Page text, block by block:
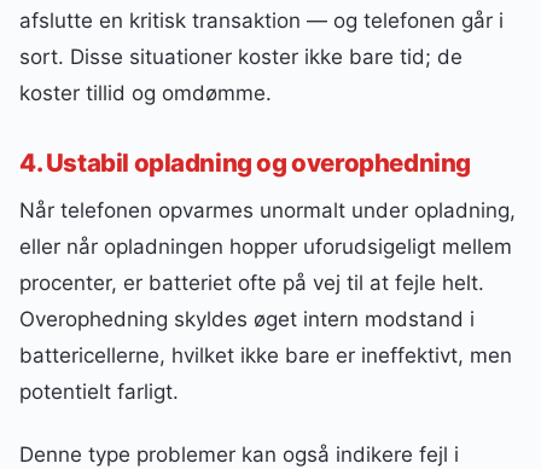
afslutte en kritisk transaktion — og telefonen går i
sort. Disse situationer koster ikke bare tid; de
koster tillid og omdømme.
4. Ustabil opladning og overophedning
Når telefonen opvarmes unormalt under opladning,
eller når opladningen hopper uforudsigeligt mellem
procenter, er batteriet ofte på vej til at fejle helt.
Overophedning skyldes øget intern modstand i
battericellerne, hvilket ikke bare er ineffektivt, men
potentielt farligt.
Denne type problemer kan også indikere fejl i